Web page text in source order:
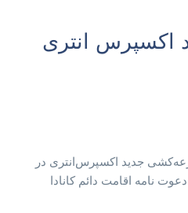
اکسپرس انتری
جدید اکسپرس‌انتری در
برای ۶۰۰۰ نفر، دعوت نامه اقامت دائم کانادا